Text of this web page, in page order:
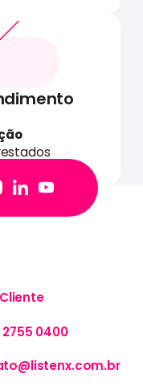
2755 0400